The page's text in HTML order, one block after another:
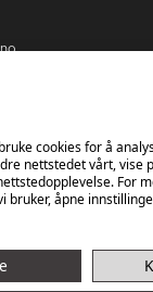
cookies for å
nettstedet vårt, vise
For
bruker, åpne